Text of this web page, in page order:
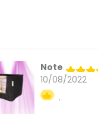
Note
10/08/2022
.